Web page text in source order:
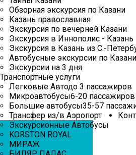
Контакты
Обзорная экскурсия по Казани
Казань православная
Экскурсия по вечерней Казани
Экскурсия в Иннополис - Казань
Экскурсия в Казань из С.-
Автобусные экскурсии по Казани
Экскурсии на 3 дня
Транспортные услуги
Легковые Автодо 3 пассажиров
Микроавтобусы6-20 пассажиров
Большие автобусы35-57
Трансфер из/в Аэропорт
Экскурсионные Автобусы
KORSTON ROYAL
МИРАЖ